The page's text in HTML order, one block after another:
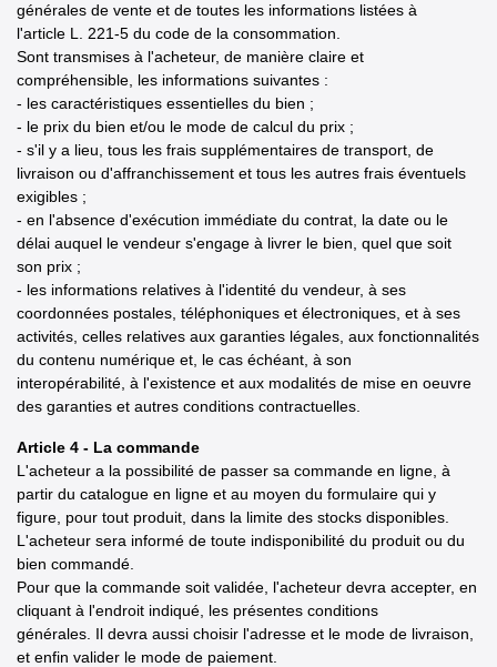
générales de vente et de toutes les informations listées à
l'article L. 221-5 du code de la consommation.
Sont transmises à l'acheteur, de manière claire et
compréhensible, les informations suivantes :
- les caractéristiques essentielles du bien ;
- le prix du bien et/ou le mode de calcul du prix ;
- s'il y a lieu, tous les frais supplémentaires de transport, de
livraison ou d'affranchissement et tous les autres frais éventuels
exigibles ;
- en l'absence d'exécution immédiate du contrat, la date ou le
délai auquel le vendeur s'engage à livrer le bien, quel que soit
son prix ;
- les informations relatives à l'identité du vendeur, à ses
coordonnées postales, téléphoniques et électroniques, et à ses
activités, celles relatives aux garanties légales, aux fonctionnalités
du contenu numérique et, le cas échéant, à son
interopérabilité, à l'existence et aux modalités de mise en oeuvre
des garanties et autres conditions contractuelles.
Article 4 - La commande
L'acheteur a la possibilité de passer sa commande en ligne, à
partir du catalogue en ligne et au moyen du formulaire qui y
figure, pour tout produit, dans la limite des stocks disponibles.
L'acheteur sera informé de toute indisponibilité du produit ou du
bien commandé.
Pour que la commande soit validée, l'acheteur devra accepter, en
cliquant à l'endroit indiqué, les présentes conditions
générales. Il devra aussi choisir l'adresse et le mode de livraison,
et enfin valider le mode de paiement.